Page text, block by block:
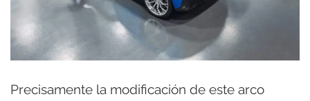
Precisamente la modificación de este arco